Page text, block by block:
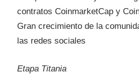
contratos CoinmarketCap y
Gran crecimiento de la
las redes sociales
Etapa Titania